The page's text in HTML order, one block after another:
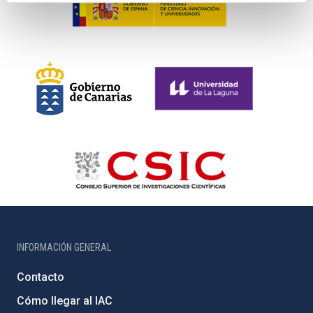
INFORMACIÓN GENERAL
Contacto
Cómo llegar al IAC